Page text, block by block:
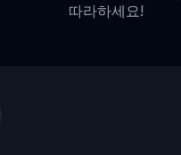
따라하세요!